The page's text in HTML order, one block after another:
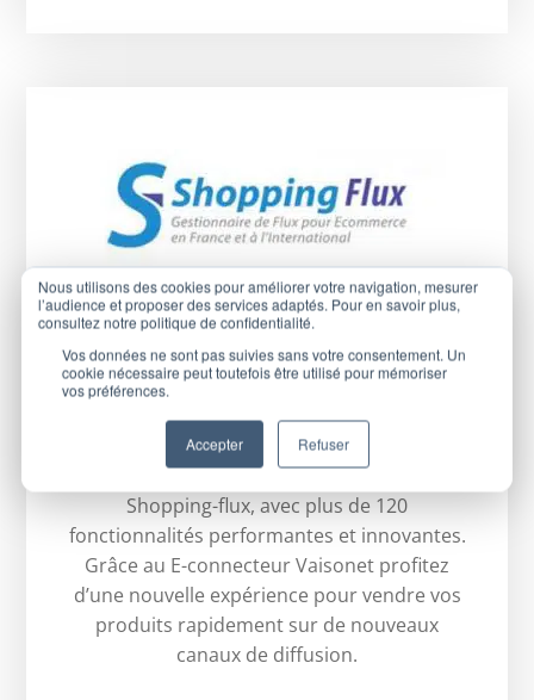
Nous utilisons des cookies pour améliorer votre navigation, mesurer
l’audience et proposer des services adaptés. Pour en savoir plus,
consultez notre politique de confidentialité.
Vos données ne sont pas suivies sans votre consentement. Un
cookie nécessaire peut toutefois être utilisé pour mémoriser
vos préférences.
Accepter Refuser
Shopping Flux
Centralisez et gérez la diffusion de votre
catalogue e-commerce sur les places de
marché et comparateurs de prix en France
et à l’International grâce au logiciel
Shopping-flux, avec plus de 120
fonctionnalités performantes et innovantes.
Grâce au E-connecteur Vaisonet profitez
d’une nouvelle expérience pour vendre vos
produits rapidement sur de nouveaux
canaux de diffusion.